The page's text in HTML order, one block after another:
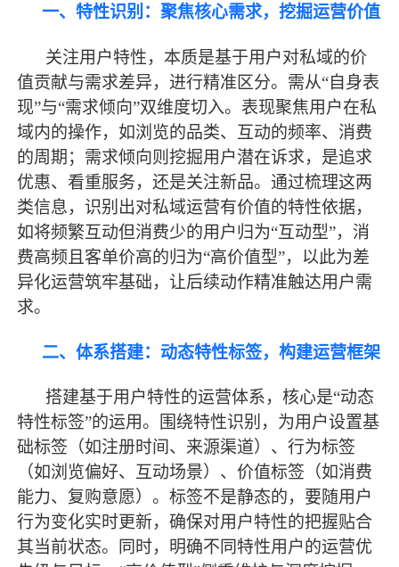
一、特性识别：聚焦核心需求，挖掘运营价值
关注用户特性，本质是基于用户对私域的价
值贡献与需求差异，进行精准区分。需从“自身表
现”与“需求倾向”双维度切入。表现聚焦用户在私
域内的操作，如浏览的品类、互动的频率、消费
的周期；需求倾向则挖掘用户潜在诉求，是追求
优惠、看重服务，还是关注新品。通过梳理这两
类信息，识别出对私域运营有价值的特性依据，
如将频繁互动但消费少的用户归为“互动型”，消
费高频且客单价高的归为“高价值型”，以此为差
异化运营筑牢基础，让后续动作精准触达用户需
求。
二、体系搭建：动态特性标签，构建运营框架
搭建基于用户特性的运营体系，核心是“动态
特性标签”的运用。围绕特性识别，为用户设置基
础标签（如注册时间、来源渠道）、行为标签
（如浏览偏好、互动场景）、价值标签（如消费
能力、复购意愿）。标签不是静态的，要随用户
行为变化实时更新，确保对用户特性的把握贴合
其当前状态。同时，明确不同特性用户的运营优